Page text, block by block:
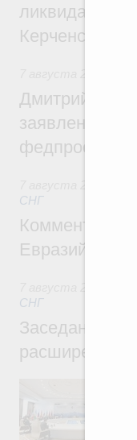
ликвидации
Керченском
Дмитрий
заявлений от
федпроекта
СНГ
Комментарий
СНГ
Заседание
расширенном